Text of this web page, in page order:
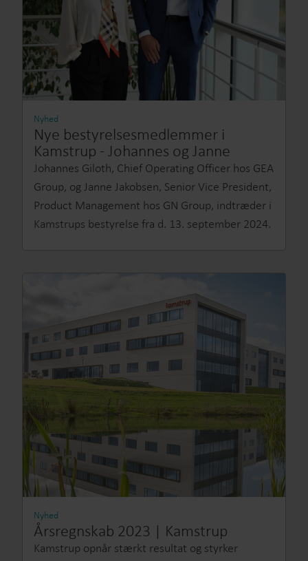
Nyhed
Nye bestyrelsesmedlemmer i
Kamstrup - Johannes og Janne
Johannes Giloth, Chief Operating Officer hos GEA
Group, og Janne Jakobsen, Senior Vice President,
Product Management hos GN Group, indtræder i
Kamstrups bestyrelse fra d. 13. september 2024.
Nyhed
Årsregnskab 2023 | Kamstrup
Kamstrup opnår stærkt resultat og styrker